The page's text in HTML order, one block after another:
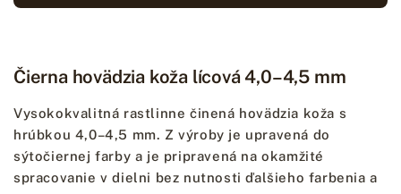
Čierna hovädzia koža lícová 4,0–4,5 mm
Vysokokvalitná rastlinne činená hovädzia koža s
hrúbkou 4,0–4,5 mm. Z výroby je upravená do
sýtočiernej farby a je pripravená na okamžité
spracovanie v dielni bez nutnosti ďalšieho farbenia a